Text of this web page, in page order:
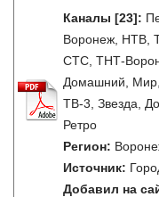
Каналы [23]:
Воронеж, НТВ,
СТС, ТНТ-
Домашний,
ТВ-3, Звезда,
Ретро
Регион:
Источник:
Добавил на